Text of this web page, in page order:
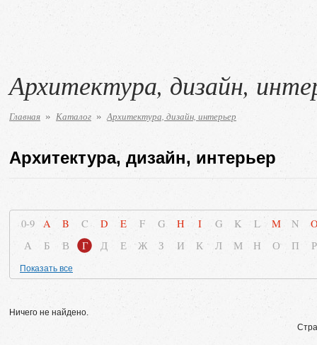
Архитектура, дизайн,
Главная » Каталог » Архитектура, дизайн, интерьер
Архитектура, дизайн, интерьер
0-9 A B C D E F G H I G K L M N
А
Б В Г Д Е Ж З И К Л М Н О П Р
Показать все
Ничего не найдено.